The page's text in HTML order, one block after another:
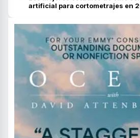
artificial para cortometrajes en